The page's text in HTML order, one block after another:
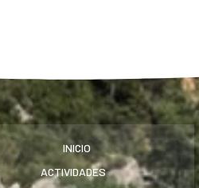
INICIO
ACTIVIDADES